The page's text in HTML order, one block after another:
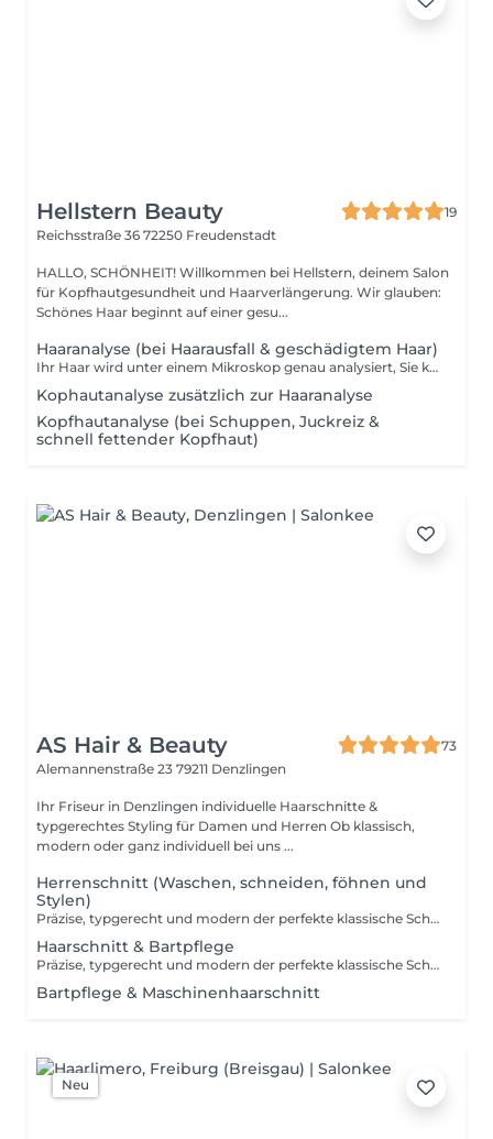
Hellstern Beauty
19
Reichsstraße 36 72250 Freudenstadt
HALLO, SCHÖNHEIT! Willkommen bei Hellstern, deinem Salon
für Kopfhautgesundheit und Haarverlängerung. Wir glauben:
Schönes Haar beginnt auf einer gesu...
Haaranalyse (bei Haarausfall & geschädigtem Haar)
Ihr Haar wird unter einem Mikroskop genau analysiert, Sie können es vor Ort an einem Bildschirm mit verfolgen. An Hand dessen wird Ihnen auf Wunsch ein Pflegeprogramm ganz Individuell zusammengestellt. Beim Kauf dieser Produkte, wird die Haaranalyse kostenlos. das Geld wird beim Kauf auf die Produkte angerechnet
Kophautanalyse zusätzlich zur Haaranalyse
Kopfhautanalyse (bei Schuppen, Juckreiz &
schnell fettender Kopfhaut)
AS Hair & Beauty
73
Alemannenstraße 23 79211 Denzlingen
Ihr Friseur in Denzlingen individuelle Haarschnitte &
typgerechtes Styling für Damen und Herren Ob klassisch,
modern oder ganz individuell bei uns ...
Herrenschnitt (Waschen, schneiden, föhnen und
Stylen)
Präzise, typgerecht und modern der perfekte klassische Schnitt für den Mann von heute.
Haarschnitt & Bartpflege
Präzise, typgerecht und modern der perfekte klassische Schnitt für den Mann von heute. Wir bieten außerdem Bartpflege mit warmen Kompressen inkl. Massage unter Verwendung von hochwertigen Bartölen an.
Bartpflege & Maschinenhaarschnitt
Neu